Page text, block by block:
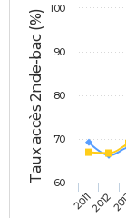
Taux accès 2nde-bac (%)
20112012
60
70
80
90
100